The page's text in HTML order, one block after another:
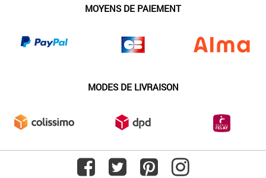
MOYENS DE PAIEMENT
MODES DE LIVRAISON